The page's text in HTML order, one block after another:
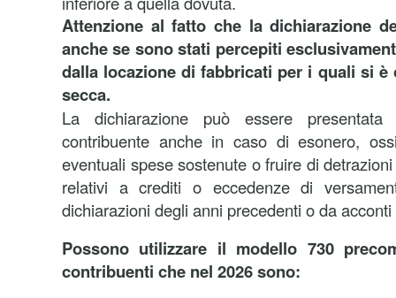
Attenzione al fatto che la dichiarazione
anche se sono stati percepiti
dalla locazione di fabbricati per i quali si è
secca.
La dichiarazione può essere
contribuente anche in caso di esonero,
eventuali spese sostenute o fruire di
relativi a crediti o eccedenze di
dichiarazioni degli anni precedenti o da
Possono utilizzare il modello 730
contribuenti che nel 2026 sono: